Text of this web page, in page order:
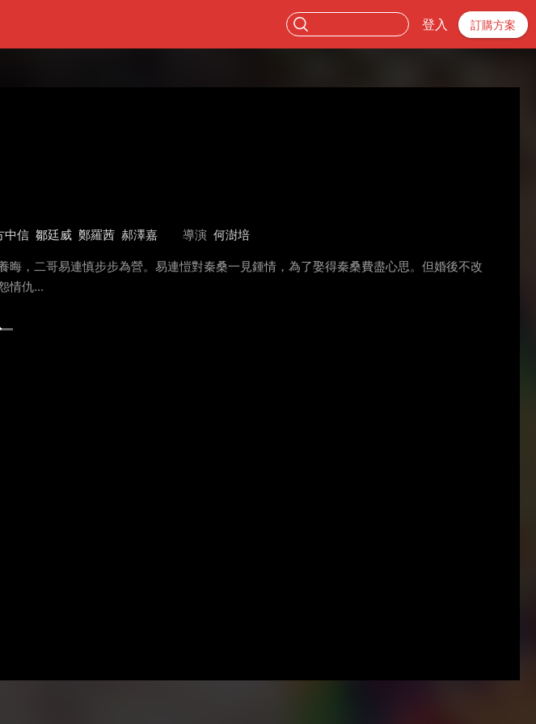
登入 訂購方案
中信 鄒廷威 鄭羅茜 郝澤嘉 導演 何澍培
，二哥易連慎步步為營。易連愷對秦桑一見鍾情，為了娶得秦桑費盡心思。但婚後不改
情仇...